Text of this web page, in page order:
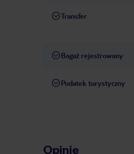
Transfer
Bagaż rejestrowany
Podatek turystyczny
Opinie